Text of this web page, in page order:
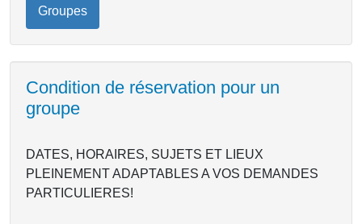
Groupes
Condition de réservation pour un
groupe
DATES, HORAIRES, SUJETS ET LIEUX
PLEINEMENT ADAPTABLES A VOS DEMANDES
PARTICULIERES!